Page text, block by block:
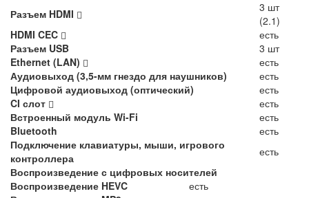
Разъем HDMI
3 шт
(2.1)
HDMI CEC
есть
Разъем USB
3 шт
Ethernet (LAN)
есть
Аудиовыход (3,5-мм гнездо для наушников)
есть
Цифровой аудиовыход (оптический)
есть
CI слот
есть
Встроенный модуль Wi-Fi
есть
Bluetooth
есть
Подключение клавиатуры, мыши, игрового
контроллера
есть
Воспроизведение с цифровых носителей
Воспроизведение HEVC
есть